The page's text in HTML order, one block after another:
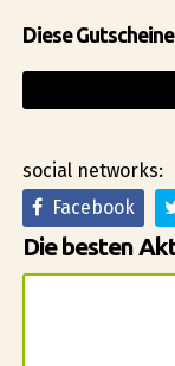
Diese
social networks:
Facebook
Die besten